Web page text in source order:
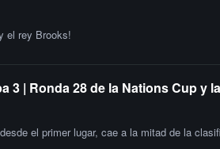
el rey Brooks!
3 | Ronda 28 de la Nations Cup
el primer lugar, cae a la mitad de la